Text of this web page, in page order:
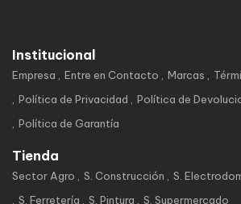
Institucional
Empresa Entre en Contacto Marcas
Política de Privacidad
Política de
Política de Garantía
Tienda
Sector Agro S. Construcción
S.
S. Ferretería
S. Pintura S. Supermercado